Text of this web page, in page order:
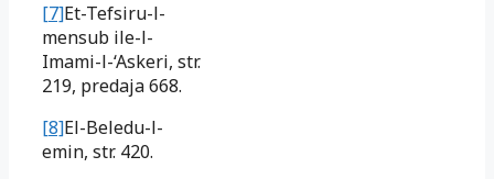
[7]Et-Tefsiru-l-
mensub ile-l-
Imami-l-‘Askeri, str.
219, predaja 668.
[8]El-Beledu-l-
emin, str. 420.